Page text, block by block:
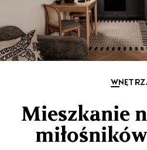
Mieszkanie